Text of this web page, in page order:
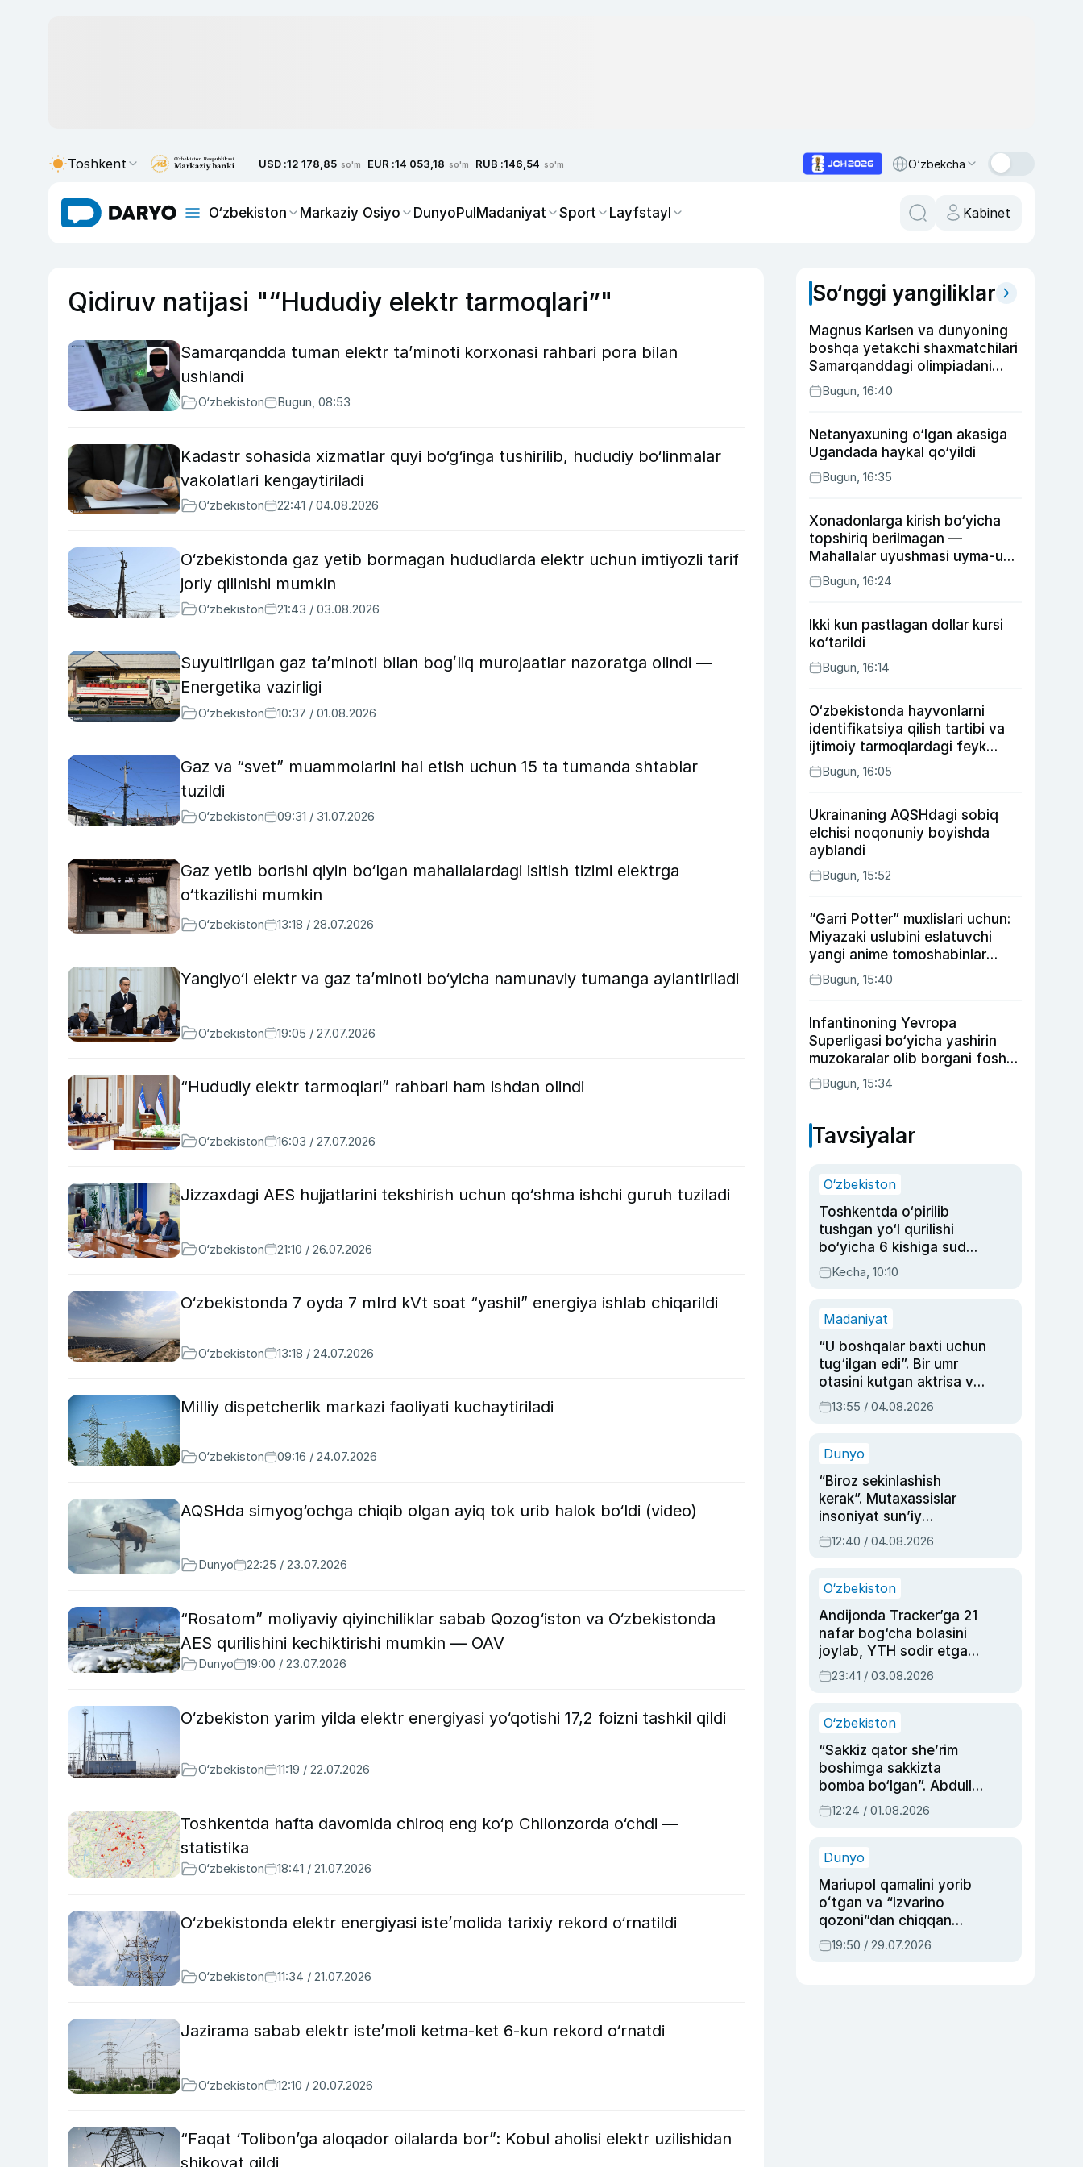
Toshkent USD :12 178,85 so'm EUR :14 053,18 so'm RUB :146,54 so'm O‘zbekcha
O‘zbekiston Markaziy Osiyo DunyoPulMadaniyat Sport Layfstayl Kabinet
Qidiruv natijasi "“Hududiy elektr tarmoqlari”"
Samarqandda tuman elektr ta’minoti korxonasi rahbari pora bilan
ushlandi
O‘zbekiston Bugun, 08:53
Kadastr sohasida xizmatlar quyi bo‘g‘inga tushirilib, hududiy bo‘linmalar
vakolatlari kengaytiriladi
O‘zbekiston 22:41 / 04.08.2026
O‘zbekistonda gaz yetib bormagan hududlarda elektr uchun imtiyozli tarif
joriy qilinishi mumkin
O‘zbekiston 21:43 / 03.08.2026
Suyultirilgan gaz taʼminoti bilan bogʻliq murojaatlar nazoratga olindi —
Energetika vazirligi
O‘zbekiston 10:37 / 01.08.2026
Gaz va “svet” muammolarini hal etish uchun 15 ta tumanda shtablar
tuzildi
O‘zbekiston 09:31 / 31.07.2026
Gaz yetib borishi qiyin bo‘lgan mahallalardagi isitish tizimi elektrga
o‘tkazilishi mumkin
O‘zbekiston 13:18 / 28.07.2026
Yangiyo‘l elektr va gaz ta’minoti bo‘yicha namunaviy tumanga aylantiriladi
O‘zbekiston 19:05 / 27.07.2026
“Hududiy elektr tarmoqlari” rahbari ham ishdan olindi
O‘zbekiston 16:03 / 27.07.2026
Jizzaxdagi AES hujjatlarini tekshirish uchun qo‘shma ishchi guruh tuziladi
O‘zbekiston 21:10 / 26.07.2026
O‘zbekistonda 7 oyda 7 mlrd kVt soat “yashil” energiya ishlab chiqarildi
O‘zbekiston 13:18 / 24.07.2026
Milliy dispetcherlik markazi faoliyati kuchaytiriladi
O‘zbekiston 09:16 / 24.07.2026
AQSHda simyog‘ochga chiqib olgan ayiq tok urib halok bo‘ldi (video)
Dunyo 22:25 / 23.07.2026
“Rosatom” moliyaviy qiyinchiliklar sabab Qozog‘iston va O‘zbekistonda
AES qurilishini kechiktirishi mumkin — OAV
Dunyo 19:00 / 23.07.2026
O‘zbekiston yarim yilda elektr energiyasi yo‘qotishi 17,2 foizni tashkil qildi
O‘zbekiston 11:19 / 22.07.2026
Toshkentda hafta davomida chiroq eng ko‘p Chilonzorda o‘chdi —
statistika
O‘zbekiston 18:41 / 21.07.2026
O‘zbekistonda elektr energiyasi iste’molida tarixiy rekord o‘rnatildi
O‘zbekiston 11:34 / 21.07.2026
Jazirama sabab elektr iste’moli ketma-ket 6-kun rekord o‘rnatdi
O‘zbekiston 12:10 / 20.07.2026
“Faqat ‘Tolibon’ga aloqador oilalarda bor”: Kobul aholisi elektr uzilishidan
shikoyat qildi
So‘nggi yangiliklar
Magnus Karlsen va dunyoning
boshqa yetakchi shaxmatchilari
Samarqanddagi olimpiadani
o‘tkazib yuboradi
Bugun, 16:40
Netanyaxuning o‘lgan akasiga
Ugandada haykal qo‘yildi
Bugun, 16:35
Xonadonlarga kirish bo‘yicha
topshiriq berilmagan —
Mahallalar uyushmasi uyma-uy
yurgan mas’ullar haqida
Bugun, 16:24
Ikki kun pastlagan dollar kursi
ko‘tarildi
Bugun, 16:14
O‘zbekistonda hayvonlarni
identifikatsiya qilish tartibi va
ijtimoiy tarmoqlardagi feyk
xabarlarga izoh berildi
Bugun, 16:05
Ukrainaning AQSHdagi sobiq
elchisi noqonuniy boyishda
ayblandi
Bugun, 15:52
“Garri Potter” muxlislari uchun:
Miyazaki uslubini eslatuvchi
yangi anime tomoshabinlar
e’tiborini qozonmoqda
Bugun, 15:40
Infantinoning Yevropa
Superligasi bo‘yicha yashirin
muzokaralar olib borgani fosh
bo‘ldiBugun, 15:34
Tavsiyalar
O‘zbekiston
Toshkentda o‘pirilib
tushgan yo‘l qurilishi
bo‘yicha 6 kishiga sud
hukmi o‘qildi
Kecha, 10:10
Madaniyat
“U boshqalar baxti uchun
tug‘ilgan edi”. Bir umr
otasini kutgan aktrisa va
dublyaj ustasi Rimma
Ahmedovaning
13:55 / 04.08.2026
Dunyo
“Biroz sekinlashish
kerak”. Mutaxassislar
insoniyat sun’iy
intellektni boshqara
olmay qolishidan xavotir
12:40 / 04.08.2026
O‘zbekiston
Andijonda Tracker’ga 21
nafar bog‘cha bolasini
joylab, YTH sodir etgan
ayolga sud hukmi o‘qildi
23:41 / 03.08.2026
O‘zbekiston
“Sakkiz qator she’rim
boshimga sakkizta
bomba bo‘lgan”. Abdulla
Oripovni siyosiy
ayblovlardan asrab
12:24 / 01.08.2026
Dunyo
Mariupol qamalini yorib
oʻtgan va “Izvarino
qozoni”dan chiqqan
qahramon — Ukraina
armiyasi bosh
19:50 / 29.07.2026